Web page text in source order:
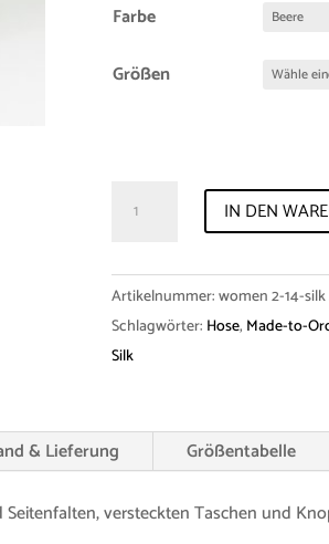
Farbe
Größen
"Bodil"
Menge
IN DEN
Artikelnummer:women 2-14-silk
Schlagwörter: Hose, Made-to-
Silk
& Lieferung Größentabelle
versteckten Taschen und